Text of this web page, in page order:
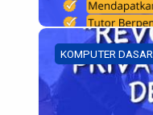
KOMPUTER DASAR